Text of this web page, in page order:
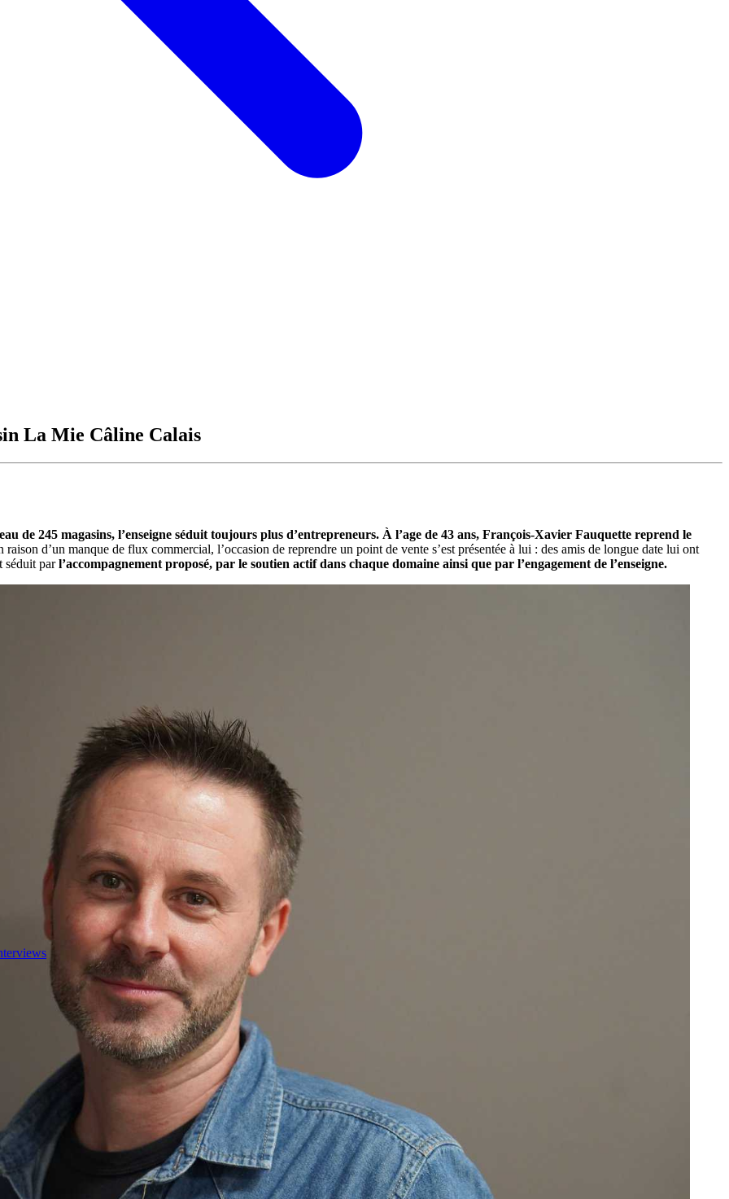
La Mie Câline Calais
de 245 magasins, l’enseigne séduit toujours plus d’entrepreneurs. À l’age de 43 ans, François-Xavier Fauquette reprend le
d’un manque de flux commercial, l’occasion de reprendre un point de vente s’est présentée à lui : des amis de longue date lui ont
séduit parl’accompagnement proposé, par le soutien actif dans chaque domaine ainsi que par l’engagement de l’enseigne.